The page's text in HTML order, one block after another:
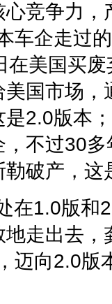
竞争力
车企走过
在美国买
国市场
2.0版本
不过30
破产，这
在1.0版和
走出去，
迈向2.0版